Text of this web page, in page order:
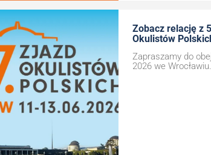
Zobacz relację z
Okulistów
Zapraszamy do
2026 we Wrocławiu.